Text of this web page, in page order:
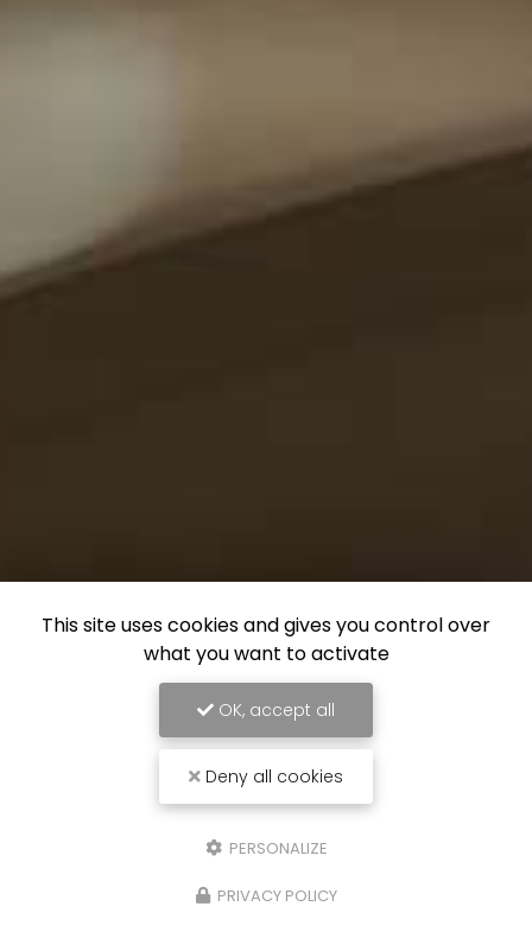
This site uses cookies and gives you control over
what you want to activate
OK, accept all
Deny all cookies
PERSONALIZE
PRIVACY POLICY